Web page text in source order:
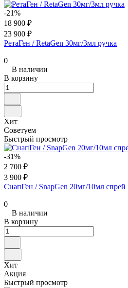
-21%
18 900 ₽
23 900 ₽
РетаГен / RetaGen 30мг/3мл ручка
0
В наличии
В корзину
Хит
Советуем
Быстрый просмотр
-31%
2 700 ₽
3 900 ₽
СнапГен / SnapGen 20мг/10мл спрей
0
В наличии
В корзину
Хит
Акция
Быстрый просмотр